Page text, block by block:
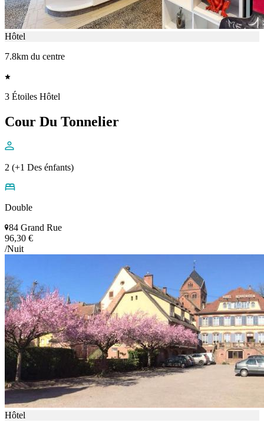
Hôtel
7.8km du centre
3 Étoiles Hôtel
Cour Du Tonnelier
2 (+1 Des énfants)
Double
84 Grand Rue
96,30 €
/Nuit
Hôtel